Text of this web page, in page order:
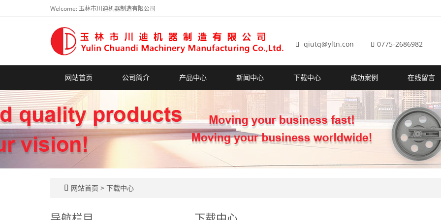
Welcome: 玉林市川迪机器制造有限公司
qiutq@yltn.con 0775-2686982
网站首页 公司简介 产品中心 新闻中心 下载中心 成功案例 在线留言
网站首页 > 下载中心